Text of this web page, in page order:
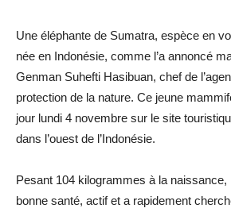
Une éléphante de Sumatra, espèce en
née en Indonésie, comme l’a annoncé
Genman Suhefti Hasibuan, chef de
protection de la nature. Ce jeune
jour lundi 4 novembre sur le site
dans l’ouest de l’Indonésie.
Pesant 104 kilogrammes à la naissance,
bonne santé, actif et a rapidement